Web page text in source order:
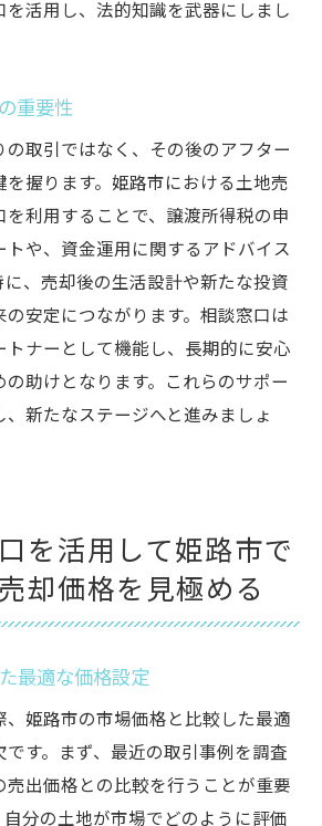
を活用し、法的知識を武器にしまし
重要性
の取引ではなく、その後のアフター
を握ります。姫路市における土地売
利用することで、譲渡所得税の申
トや、資金運用に関するアドバイス
に、売却後の生活設計や新たな投資
安定につながります。相談窓口は
トナーとして機能し、長期的に安心
の助けとなります。これらのサポー
、新たなステージへと進みましょ
を活用して姫路市で
却価格を見極める
最適な価格設定
、姫路市の市場価格と比較した最適
です。まず、最近の取引事例を調査
売出価格との比較を行うことが重要
自分の土地が市場でどのように評価